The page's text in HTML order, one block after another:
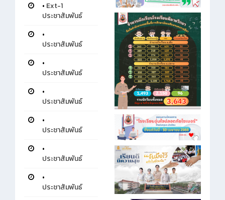
• Ext-1
ประชาสัมพันธ์
•
ประชาสัมพันธ์
•
ประชาสัมพันธ์
•
ประชาสัมพันธ์
•
ประชาสัมพันธ์
•
ประชาสัมพันธ์
•
ประชาสัมพันธ์